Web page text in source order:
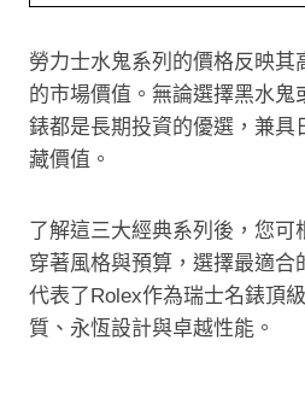
勞力士水鬼系列的價格反映其
的市場價值。無論選擇黑水鬼
錶都是長期投資的優選，兼具
藏價值。
了解這三大經典系列後，您可
穿著風格與預算，選擇最適合
代表了Rolex作為瑞士名錶頂
質、永恆設計與卓越性能。